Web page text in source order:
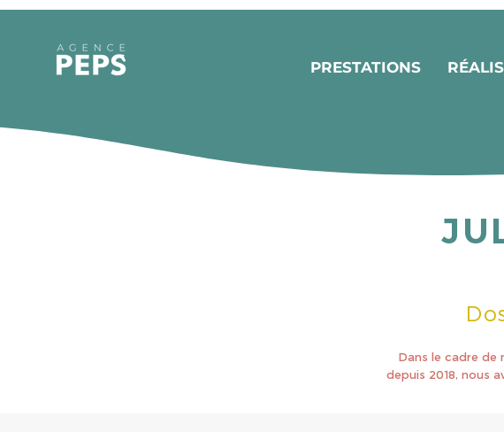
PRESTATIONS
Dans le cadre de
depuis 2018, nous